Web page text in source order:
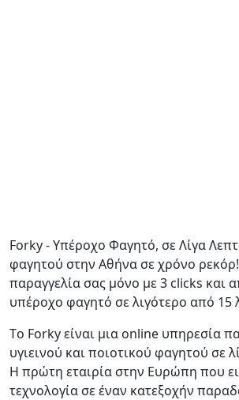
Forky - Υπέροχο Φαγητό, σε Λίγα
φαγητού στην Αθήνα σε χρόνο
παραγγελία σας μόνο με 3 clicks και
υπέροχο φαγητό σε λιγότερο από 15
Τo Forky είναι μια online υπηρεσία
υγιεινού και ποιοτικού φαγητού σε
Η πρώτη εταιρία στην Ευρώπη που
τεχνολογία σε έναν κατεξοχήν